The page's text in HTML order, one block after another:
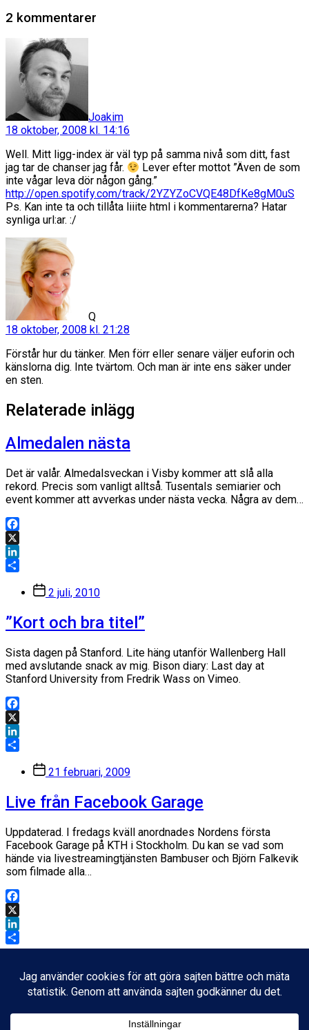
2 kommentarer
Joakim
18 oktober, 2008 kl. 14:16
Well. Mitt ligg-index är väl typ på samma nivå som ditt, fast
jag tar de chanser jag får.
Lever efter mottot ”Även de som
inte vågar leva dör någon gång.”
http://open.spotify.com/track/2YZYZoCVQE48DfKe8gM0uS
Ps. Kan inte ta och tillåta liiite html i kommentarerna? Hatar
synliga url:ar. :/
Q
18 oktober, 2008 kl. 21:28
Förstår hur du tänker. Men förr eller senare väljer euforin och
känslorna dig. Inte tvärtom. Och man är inte ens säker under
en sten.
Relaterade inlägg
Almedalen nästa
Det är valår. Almedalsveckan i Visby kommer att slå alla
rekord. Precis som vanligt alltså. Tusentals semiarier och
event kommer att avverkas under nästa vecka. Några av dem…
Facebook
X
LinkedIn
Inläggsdatum
2 juli, 2010
”Kort och bra titel”
Sista dagen på Stanford. Lite häng utanför Wallenberg Hall
med avslutande snack av mig. Bison diary: Last day at
Stanford University from Fredrik Wass on Vimeo.
Facebook
X
LinkedIn
Inläggsdatum
21 februari, 2009
Live från Facebook Garage
Uppdaterad. I fredags kväll anordnades Nordens första
Facebook Garage på KTH i Stockholm. Du kan se vad som
hände via livestreamingtjänsten Bambuser och Björn Falkevik
som filmade alla…
Facebook
X
LinkedIn
Dela
Kajen revisited